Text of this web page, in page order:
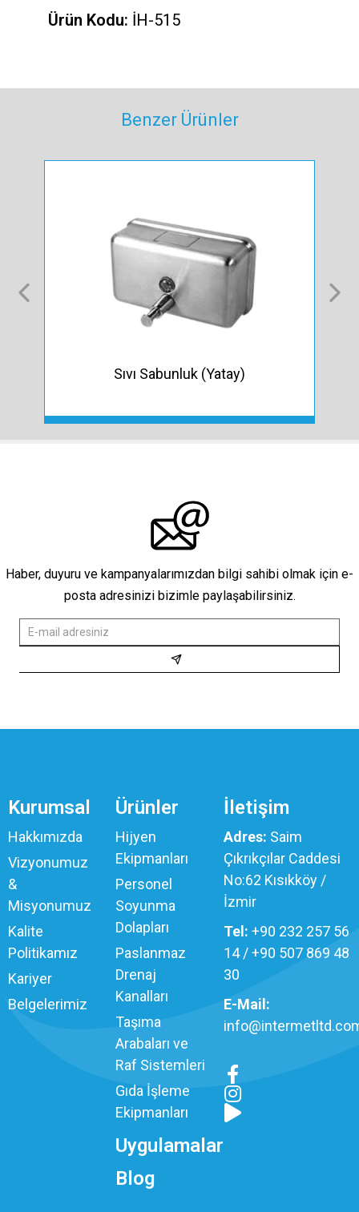
Ürün Kodu: İH-515
Benzer Ürünler
Sıvı Sabunluk (Yatay)
Haber, duyuru ve kampanyalarımızdan bilgi sahibi olmak için e-
posta adresinizi bizimle paylaşabilirsiniz.
Kurumsal
Hakkımızda
Vizyonumuz
&
Misyonumuz
Kalite
Politikamız
Kariyer
Belgelerimiz
Ürünler
Hijyen
Ekipmanları
Personel
Soyunma
Dolapları
Paslanmaz
Drenaj
Kanalları
Taşıma
Arabaları ve
Raf Sistemleri
Gıda İşleme
Ekipmanları
Uygulamalar
Blog
İletişim
Adres: Saim
Çıkrıkçılar Caddesi
No:62 Kısıkköy /
İzmir
Tel: +90 232 257 56
14 / +90 507 869 48
30
E-Mail: